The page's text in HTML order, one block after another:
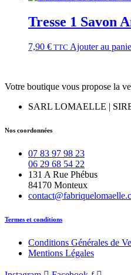
Tresse 1 Savon
7,90 € TTC Ajouter au
Votre boutique vous propose la
SARL LOMAELLE |
Nos coordonnées
07 83 97 98 23
06 29 68 54 22
131 A Rue Phébus
84170 Monteux
Termes et conditions
Conditions Générales de
Mentions Légales